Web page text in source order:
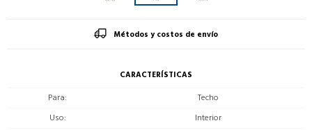
Métodos y costos de envío
CARACTERÍSTICAS
Para
Techo
Uso
Interior